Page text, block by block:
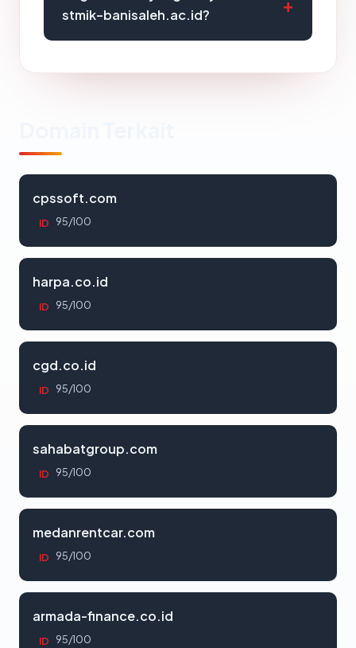
stmik-banisaleh.ac.id?
cpssoft.com
ID 95/100
harpa.co.id
ID 95/100
cgd.co.id
ID 95/100
sahabatgroup.com
ID 95/100
medanrentcar.com
ID 95/100
armada-finance.co.id
ID 95/100